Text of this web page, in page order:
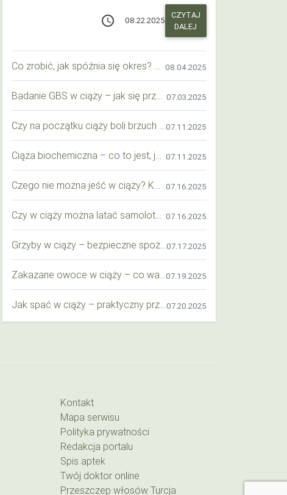
access_time 08.22.2025
CZYTAJ
DALEJ
08.04.2025
07.03.2025
07.11.2025
07.11.2025
07.16.2025
07.16.2025
07.17.2025
07.19.2025
07.20.2025
Kontakt
Mapa serwisu
Polityka prywatności
Redakcja portalu
Spis aptek
Twój doktor online
Przeszczep włosów Turcja